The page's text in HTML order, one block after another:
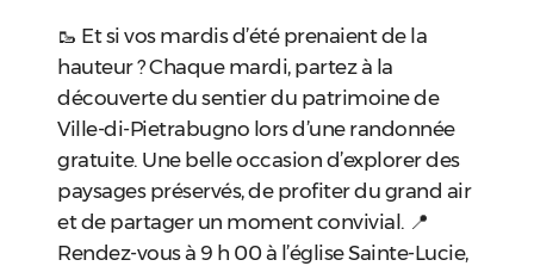
🥾 Et si vos mardis d’été prenaient de la
hauteur ? Chaque mardi, partez à la
découverte du sentier du patrimoine de
Ville-di-Pietrabugno lors d’une randonnée
gratuite. Une belle occasion d’explorer des
paysages préservés, de profiter du grand air
et de partager un moment convivial. 📍
Rendez-vous à 9 h 00 à l’église Sainte-Lucie,